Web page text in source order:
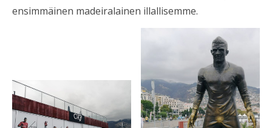
ensimmäinen madeiralainen illallisemme.